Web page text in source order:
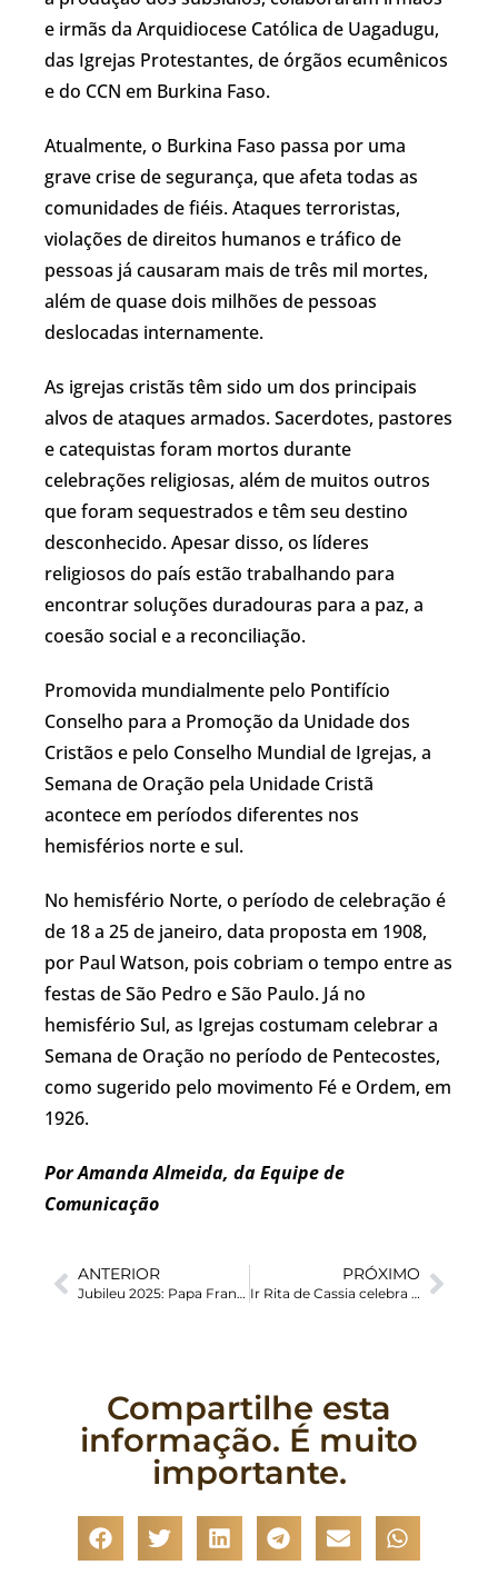
e irmãs da Arquidiocese Católica de Uagadugu,
das Igrejas Protestantes, de órgãos ecumênicos
e do CCN em Burkina Faso.
Atualmente, o Burkina Faso passa por uma
grave crise de segurança, que afeta todas as
comunidades de fiéis. Ataques terroristas,
violações de direitos humanos e tráfico de
pessoas já causaram mais de três mil mortes,
além de quase dois milhões de pessoas
deslocadas internamente.
As igrejas cristãs têm sido um dos principais
alvos de ataques armados. Sacerdotes, pastores
e catequistas foram mortos durante
celebrações religiosas, além de muitos outros
que foram sequestrados e têm seu destino
desconhecido. Apesar disso, os líderes
religiosos do país estão trabalhando para
encontrar soluções duradouras para a paz, a
coesão social e a reconciliação.
Promovida mundialmente pelo Pontifício
Conselho para a Promoção da Unidade dos
Cristãos e pelo Conselho Mundial de Igrejas, a
Semana de Oração pela Unidade Cristã
acontece em períodos diferentes nos
hemisférios norte e sul.
No hemisfério Norte, o período de celebração é
de 18 a 25 de janeiro, data proposta em 1908,
por Paul Watson, pois cobriam o tempo entre as
festas de São Pedro e São Paulo. Já no
hemisfério Sul, as Igrejas costumam celebrar a
Semana de Oração no período de Pentecostes,
como sugerido pelo movimento Fé e Ordem, em
1926.
Por Amanda Almeida, da Equipe de
Comunicação
ANTERIOR
Jubileu 2025: Papa Francisco dá início ao Ano da Oração
PRÓXIMO
Ir Rita de Cassia celebra 25 anos de Vida Consagrada
Compartilhe esta
informação. É muito
importante.